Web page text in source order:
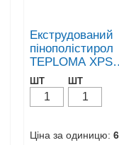
Екструдований
пінополістирол
TEPLOMA XPS
30мм - 2-й СОРТ
ШТ ШТ
Ціна за одиницю: